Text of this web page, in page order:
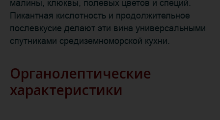
малины, клюквы, полевых цветов и специй.
Пикантная кислотность и продолжительное
послевкусие делают эти вина универсальными
спутниками средиземноморской кухни.
Органолептические
характеристики